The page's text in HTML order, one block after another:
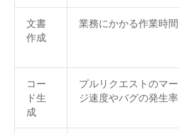
文書
作成
業務にかかる作業時間
コー
ド生
成
プルリクエストのマー
ジ速度やバグの発生率